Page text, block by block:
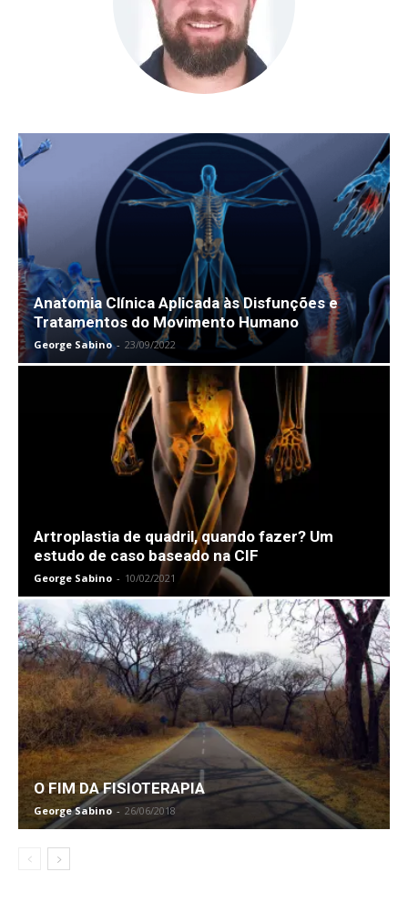
Anatomia Clínica Aplicada às Disfunções e
Tratamentos do Movimento Humano
George Sabino - 23/09/2022
Artroplastia de quadril, quando fazer? Um
estudo de caso baseado na CIF
George Sabino - 10/02/2021
O FIM DA FISIOTERAPIA
George Sabino - 26/06/2018